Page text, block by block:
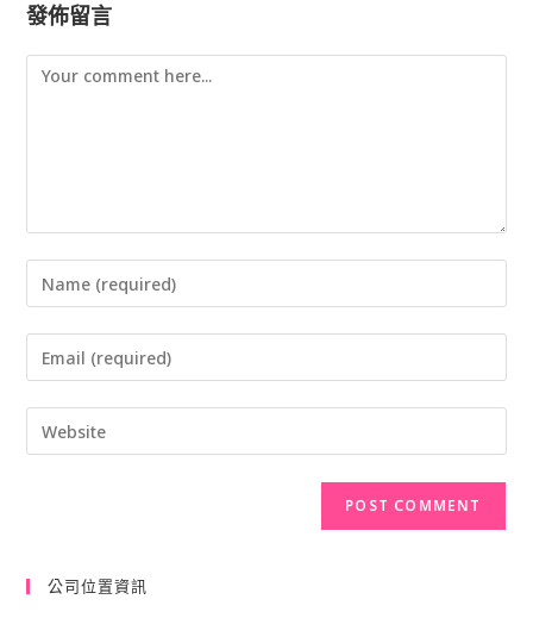
發佈留言
Comment
Enter
your
name
or
username
Enter
your
email
Enter
your
(optional)
公司位置資訊